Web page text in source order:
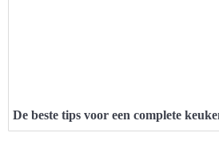
De beste tips voor een complete